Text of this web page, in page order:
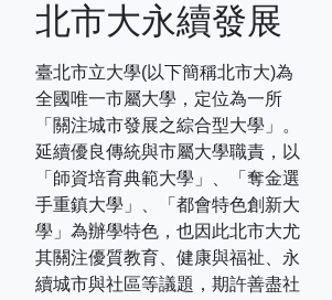
北市大永續發展
臺北市立大學(以下簡稱北市大)為
全國唯一市屬大學，定位為一所
「關注城市發展之綜合型大學」。
延續優良傳統與市屬大學職責，以
「師資培育典範大學」、「奪金選
手重鎮大學」、「都會特色創新大
學」為辦學特色，也因此北市大尤
其關注優質教育、健康與福祉、永
續城市與社區等議題，期許善盡社